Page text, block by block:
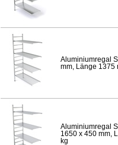
Aluminiumregal
mm, Länge 1375
Aluminiumregal
1650 x 450 mm,
kg